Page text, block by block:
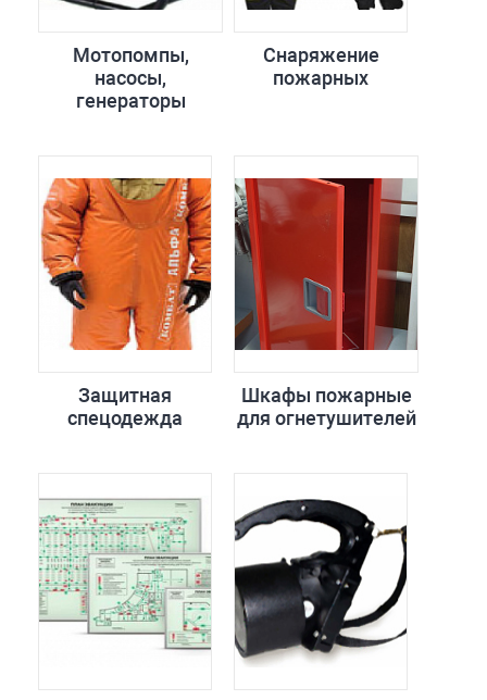
Мотопомпы,
насосы,
генераторы
Снаряжение
пожарных
Защитная
спецодежда
Шкафы пожарные
для огнетушителей